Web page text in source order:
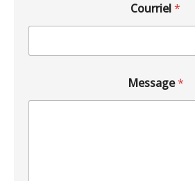
Courriel*
Message*